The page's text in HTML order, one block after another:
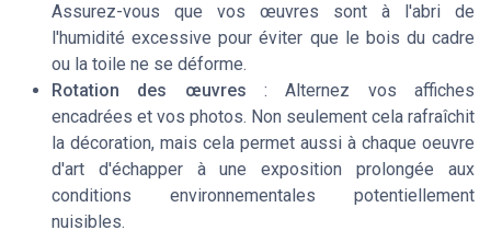
Assurez-vous que vos œuvres sont à l'abri de
l'humidité excessive pour éviter que le bois du cadre
ou la toile ne se déforme.
Rotation des œuvres : Alternez vos affiches
encadrées et vos photos. Non seulement cela rafraîchit
la décoration, mais cela permet aussi à chaque oeuvre
d'art d'échapper à une exposition prolongée aux
conditions environnementales potentiellement
nuisibles.